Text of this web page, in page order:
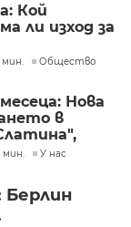
Кой
ли изход за
мин. Общество
Нова
в
мин. У нас